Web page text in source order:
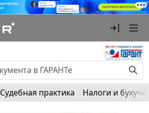
Судебная практика Налоги и